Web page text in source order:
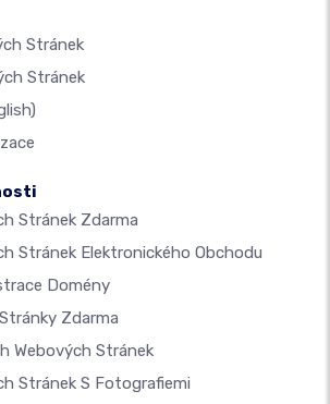
Stránek
Stránek
Stránek Zdarma
Stránek Elektronického Obchodu
Domény
Zdarma
Webových Stránek
Stránek S Fotografiemi